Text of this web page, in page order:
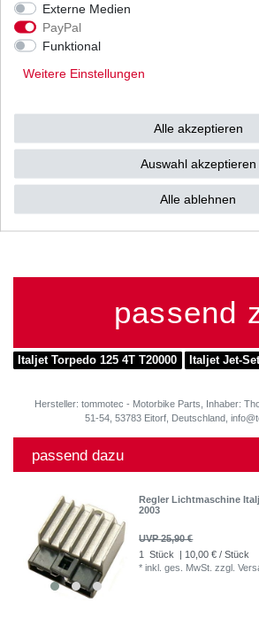
Top- Zündkerzen vom
Sowohl in der Erstausrüstung
Torpedo 125
Jet-Set
Typ:
Baujahr: 1999 -
passend
Italjet Torpedo 125 4T T20000 Italjet Jet-
Hersteller: tommotec - Motorbike Parts, Inhaber:
51-54, 53783 Eitorf, Deutschland,
passend dazu
Regler Lichtmaschine
2003
UVP 25,90 €
1 Stück
| 10,00 € / Stück
*inkl. ges. MwSt. zzgl.
Externe Medien
PayPal
Funktional
Weitere Einstellungen
Alle akzeptieren
Auswahl akzeptieren
Alle ablehnen